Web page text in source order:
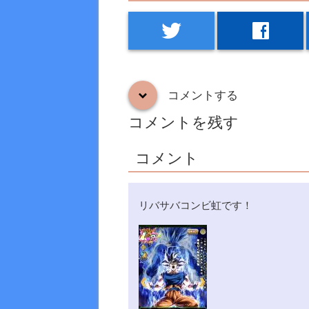
twitter facebook
down コメントする
コメントを残す
コメント
リバサバコンビ虹です！